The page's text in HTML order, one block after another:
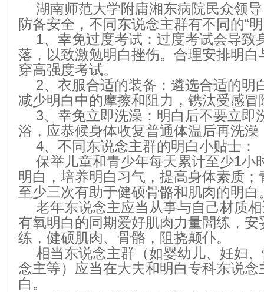
湖南师范大学附庸湘东病院民众领
防备安全，不同东说念主群有不同的“
1、幸免过度考试：过度考试会导致
落，以致激勉明白挫伤。合理安排明
穿高强度考试。
2、衣服合适的装备：遴选合适的明
减少明白中的摩擦和阻力，镌汰受感冒
3、幸免立即洗澡：明白后不要立即
浴，应恭候身体收复普通体温后再洗
4、不同东说念主群的明白小贴士：
保举儿童和青少年每天累计至少1小
明白，培养明白习气，提高身体素质
至少三次有助于健硕骨骼和肌肉的明白
老年东说念主应当从事与自己材质
有氧明白的同期爱好肌肉力量闇练，
练，健硕肌肉、骨骼，阻挠颠仆。
相当东说念主群（如婴幼儿、妊妇
念主等）应当在大夫和明白专科东说
白。